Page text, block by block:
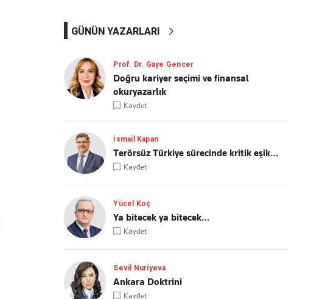
GÜNÜN YAZARLARI
Prof. Dr. Gaye Gencer
Doğru kariyer seçimi ve finansal
okuryazarlık
Kaydet
İsmail Kapan
Terörsüz Türkiye sürecinde kritik eşik…
Kaydet
Yücel Koç
Ya bitecek ya bitecek…
Kaydet
Sevil Nuriyeva
Ankara Doktrini
Kaydet